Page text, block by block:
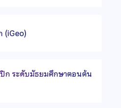
(iGeo)
ก ระดับมัธยมศึกษาตอนต้น